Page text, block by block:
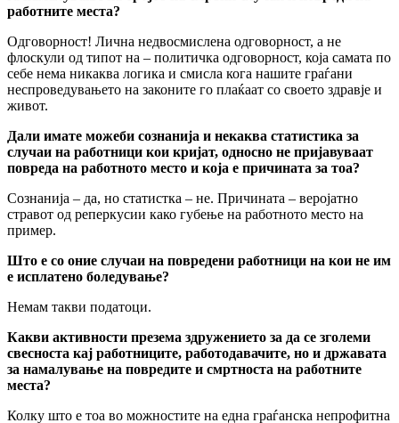
работните места?
Одговорност! Лична недвосмислена одговорност, а не
флоскули од типот на – политичка одговорност, која самата по
себе нема никаква логика и смисла кога нашите граѓани
неспроведувањето на законите го плаќаат со своето здравје и
живот.
Дали имате можеби сознанија и некаква статистика за
случаи на работници кои кријат, односно не пријавуваат
повреда на работното место и која е причината за тоа?
Сознанија – да, но статистка – не. Причината – веројатно
стравот од реперкусии како губење на работното место на
пример.
Што е со оние случаи на повредени работници на кои не им
е исплатено боледување?
Немам такви податоци.
Какви активности презема здружението за да се зголеми
свесноста кај работниците, работодавачите, но и државата
за намалување на повредите и смртноста на работните
места?
Колку што е тоа во можностите на една граѓанска непрофитна